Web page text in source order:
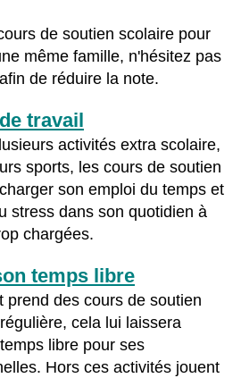
de soutien scolaire pour
même famille, n'hésitez pas
de réduire la note.
travail
activités extra scolaire,
sports, les cours de soutien
son emploi du temps et
stress dans son quotidien à
chargées.
temps libre
prend des cours de soutien
cela lui laissera
libre pour ses
Hors ces activités jouent